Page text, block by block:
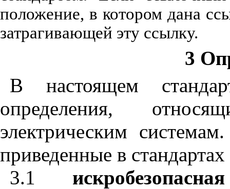
положение, в котором дана
затрагивающей эту ссылку.
3
В настоящем
определения,
электрическим
приведенные в
3.1